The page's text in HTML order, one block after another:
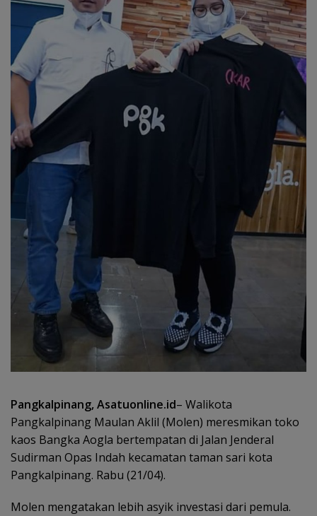
Pangkalpinang, Asatuonline.id– Walikota
Pangkalpinang Maulan Aklil (Molen) meresmikan toko
kaos Bangka Aogla bertempatan di Jalan Jenderal
Sudirman Opas Indah kecamatan taman sari kota
Pangkalpinang. Rabu (21/04).
Molen mengatakan lebih asyik investasi dari pemula.